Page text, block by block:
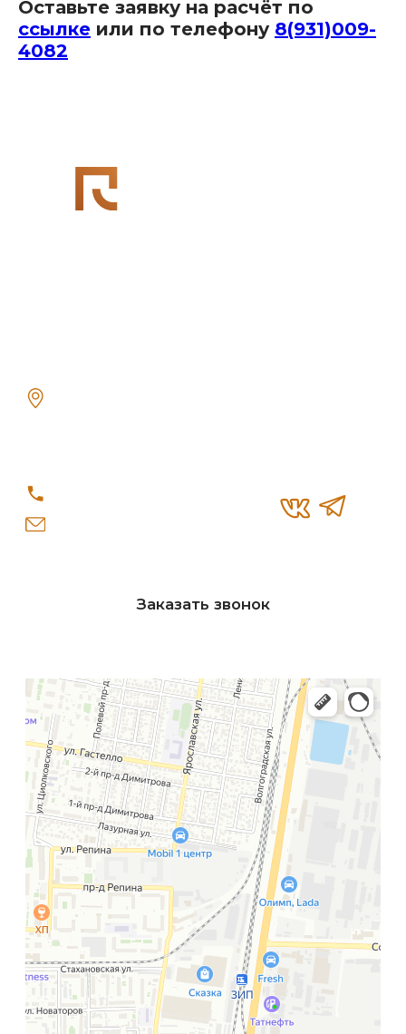
Оставьте заявку на расчёт по
ссылке или по телефону 8(931)009-
4082
г. Краснодар, улица Шоссе Нефтяников, д. 28,
ТЦ Ньютон, 2 этаж, кабинет 42
Связаться с нами: